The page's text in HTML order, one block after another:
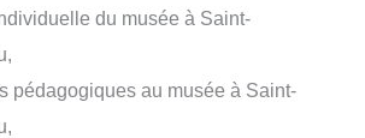
du musée à Saint-
pédagogiques au musée à Saint-